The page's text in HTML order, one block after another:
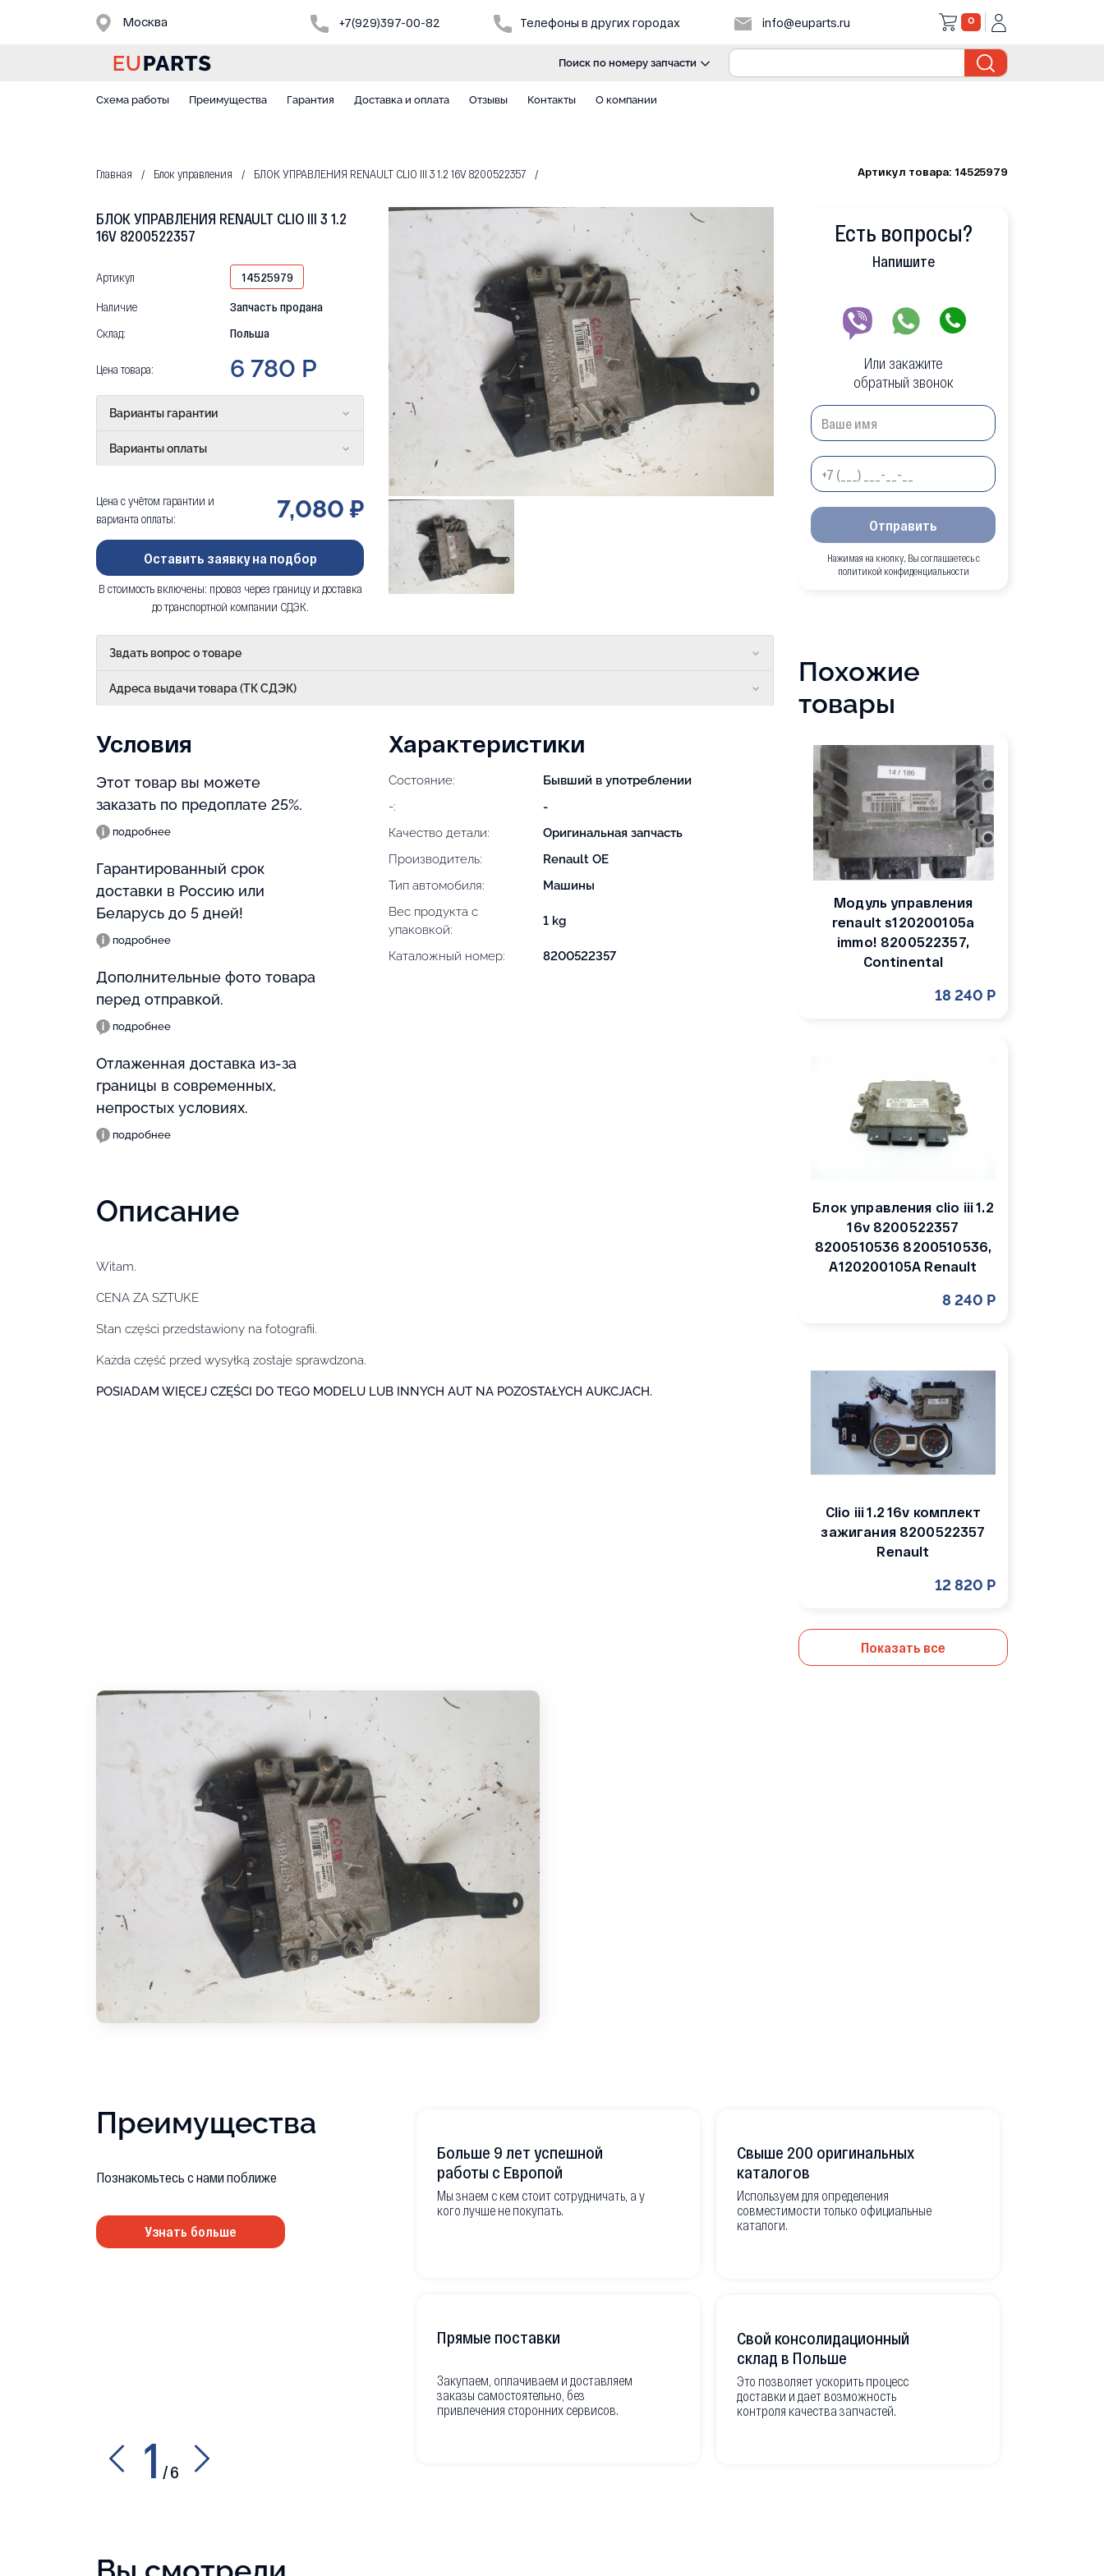
Москва +7(929)397-00-82 Телефоны в других городах info@euparts.ru 0
Поиск по номеру запчасти
Схема работы Преимущества Гарантия Доставка и оплата Отзывы Контакты О компании
Главная Блок управления БЛОК УПРАВЛЕНИЯ RENAULT CLIO III 3 1.2 16V 8200522357 Артикул товара: 14525979
БЛОК УПРАВЛЕНИЯ RENAULT CLIO III 3 1.2
16V 8200522357
Артикул
14525979
Наличие
Запчасть продана
Склад:
Польша
Цена товара: 6 780 Р
Варианты гарантии
Варианты оплаты
Цена с учётом гарантии и
варианта оплаты:
7,080 ₽
Оставить заявку на подбор
В стоимость включены: провоз через границу и доставка
до транспортной компании СДЭК.
Звдать вопрос о товаре
Адреса выдачи товара (ТК СДЭК)
Условия
Этот товар вы можете
заказать по предоплате 25%.
подробнее
Гарантированный срок
доставки в Россию или
Беларусь до 5 дней!
подробнее
Дополнительные фото товара
перед отправкой.
подробнее
Отлаженная доставка из-за
границы в современных,
непростых условиях.
подробнее
Характеристики
Состояние:
Бывший в употреблении
-:
-
Качество детали:
Оригинальная запчасть
Производитель:
Renault OE
Тип автомобиля:
Машины
Вес продукта с
упаковкой:
1 kg
Каталожный номер: 8200522357
Описание
Witam.
CENA ZA SZTUKE
Stan części przedstawiony na fotografii.
Każda część przed wysyłką zostaje sprawdzona.
POSIADAM WIĘCEJ CZĘŚCI DO TEGO MODELU LUB INNYCH AUT NA POZOSTAŁYCH AUKCJACH.
Есть вопросы?
Напишите
Или закажите
обратный звонок
Отправить
Нажимая на кнопку, Вы соглашаетесь с
политикой конфиденциальности
Похожие
товары
Модуль управления
renault s120200105a
immo! 8200522357,
Continental
18 240 Р
Блок управления clio iii 1.2
16v 8200522357
8200510536 8200510536,
A120200105A Renault
8 240 Р
Clio iii 1.2 16v комплект
зажигания 8200522357
Renault
12 820 Р
Показать все
Преимущества
Познакомьтесь с нами поближе
Узнать больше
1 /6
Больше 9 лет успешной
работы с Европой
Мы знаем с кем стоит сотрудничать, а у
кого лучше не покупать.
Прямые поставки
Закупаем, оплачиваем и доставляем
заказы самостоятельно, без
привлечения сторонних сервисов.
Свыше 200 оригинальных
каталогов
Используем для определения
совместимости только официальные
каталоги.
Свой консолидационный
склад в Польше
Это позволяет ускорить процесс
доставки и дает возможность
контроля качества запчастей.